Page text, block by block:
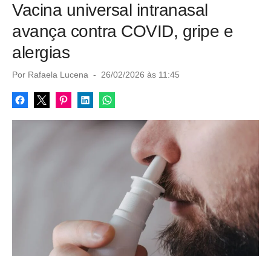
Vacina universal intranasal
avança contra COVID, gripe e
alergias
Por Rafaela Lucena
P
s
t
d
26/02/2026 às 11:45